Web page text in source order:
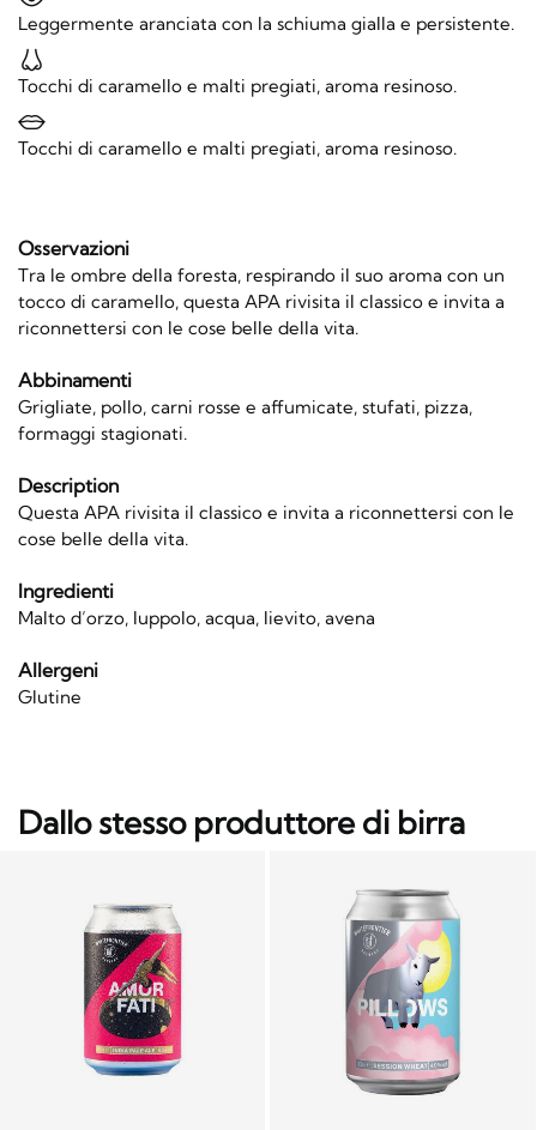
Leggermente aranciata con la schiuma gialla e persistente.
Tocchi di caramello e malti pregiati, aroma resinoso.
Tocchi di caramello e malti pregiati, aroma resinoso.
Osservazioni
Tra le ombre della foresta, respirando il suo aroma con un
tocco di caramello, questa APA rivisita il classico e invita a
riconnettersi con le cose belle della vita.
Abbinamenti
Grigliate, pollo, carni rosse e affumicate, stufati, pizza,
formaggi stagionati.
Description
Questa APA rivisita il classico e invita a riconnettersi con le
cose belle della vita.
Ingredienti
Malto d’orzo, luppolo, acqua, lievito, avena
Allergeni
Glutine
Dallo stesso produttore di birra